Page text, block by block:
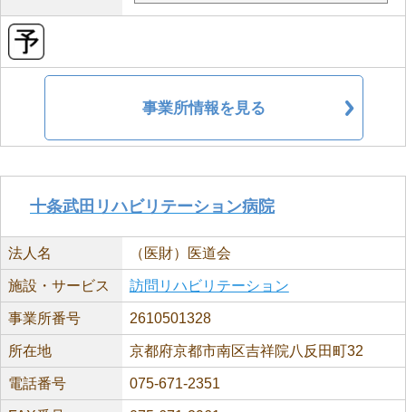
事業所情報を見る
十条武田リハビリテーション病院
法人名 （医財）医道会
施設・サービス 訪問リハビリテーション
事業所番号 2610501328
所在地 京都府京都市南区吉祥院八反田町32
電話番号 075-671-2351